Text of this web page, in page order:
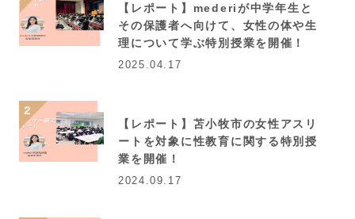
【レポート】mederiが中学年生と
その保護者へ向けて、女性の体や生
理について学ぶ特別授業を開催！
2025.04.17
【レポート】苫小牧市の女性アスリ
ートを対象に性教育に関する特別授
業を開催！
2024.09.17